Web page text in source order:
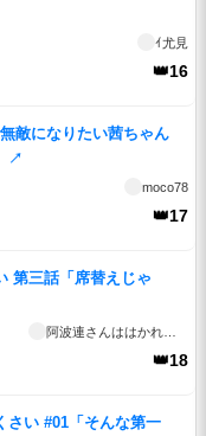
ｲ尤見
👑16
敵になりたい茜ちゃん
↗
moco78
👑17
第三話「席替えじゃ
👑18
さい #01「そんな第一